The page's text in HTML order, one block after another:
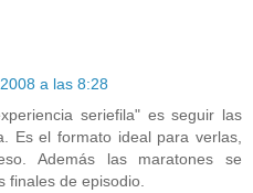
a las 8:28
seriefila" es seguir las
Es el formato ideal para verlas,
Además las maratones se
finales de episodio.